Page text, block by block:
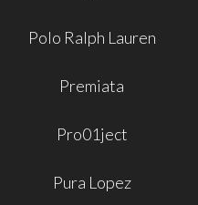
Polo Ralph Lauren
Premiata
Pro01ject
Pura Lopez